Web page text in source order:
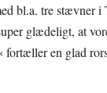
bl.a. tre stævner i
glædeligt, at
fortæller en glad